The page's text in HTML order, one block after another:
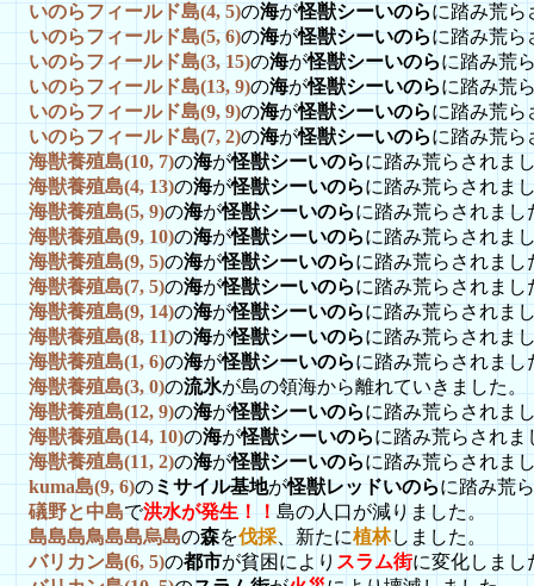
いのらフィールド島(4, 5)の海が怪獣シーいのらに踏み荒ら
いのらフィールド島(5, 6)の海が怪獣シーいのらに踏み荒ら
いのらフィールド島(3, 15)の海が怪獣シーいのらに踏み荒
いのらフィールド島(13, 9)の海が怪獣シーいのらに踏み荒
いのらフィールド島(9, 9)の海が怪獣シーいのらに踏み荒ら
いのらフィールド島(7, 2)の海が怪獣シーいのらに踏み荒ら
海獣養殖島(10, 7)の海が怪獣シーいのらに踏み荒らされま
海獣養殖島(4, 13)の海が怪獣シーいのらに踏み荒らされま
海獣養殖島(5, 9)の海が怪獣シーいのらに踏み荒らされまし
海獣養殖島(9, 10)の海が怪獣シーいのらに踏み荒らされま
海獣養殖島(9, 5)の海が怪獣シーいのらに踏み荒らされまし
海獣養殖島(7, 5)の海が怪獣シーいのらに踏み荒らされまし
海獣養殖島(9, 14)の海が怪獣シーいのらに踏み荒らされま
海獣養殖島(8, 11)の海が怪獣シーいのらに踏み荒らされま
海獣養殖島(1, 6)の海が怪獣シーいのらに踏み荒らされまし
海獣養殖島(3, 0)の流氷が島の領海から離れていきました。
海獣養殖島(12, 9)の海が怪獣シーいのらに踏み荒らされま
海獣養殖島(14, 10)の海が怪獣シーいのらに踏み荒らされま
海獣養殖島(11, 2)の海が怪獣シーいのらに踏み荒らされま
kuma島(9, 6)のミサイル基地が怪獣レッドいのらに踏み荒
礒野と中島で洪水が発生！！島の人口が減りました。
島島島鳥島島烏島の森を伐採 、新たに植林しました。
バリカン島(6, 5)の都市が貧困により スラム街に変化しまし